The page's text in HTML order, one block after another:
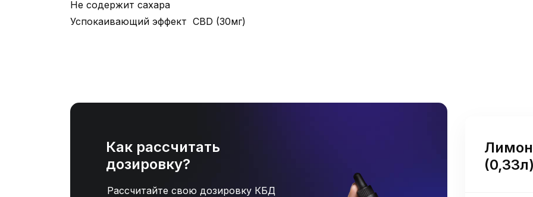
(0,33л)
Не содержит сахара
Успокаивающий эффект CBD (30мг)
Как рассчитать
дозировку?
Рассчитайте свою дозировку КБД